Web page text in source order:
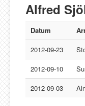
IF Strategen
Lucksta IF
Matfors SK
Njurunda
Alfred
Datum
2012-09-23
2012-09-10
2012-09-03